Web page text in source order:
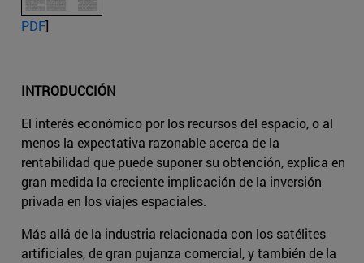
PDF]
INTRODUCCIÓN
El interés económico por los recursos del espacio, o al
menos la expectativa razonable acerca de la
rentabilidad que puede suponer su obtención, explica en
gran medida la creciente implicación de la inversión
privada en los viajes espaciales.
Más allá de la industria relacionada con los satélites
artificiales, de gran pujanza comercial, y también de la